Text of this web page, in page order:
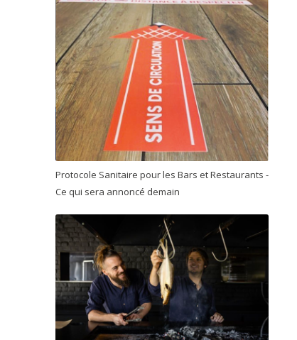
Protocole Sanitaire pour les Bars et Restaurants -
Ce qui sera annoncé demain